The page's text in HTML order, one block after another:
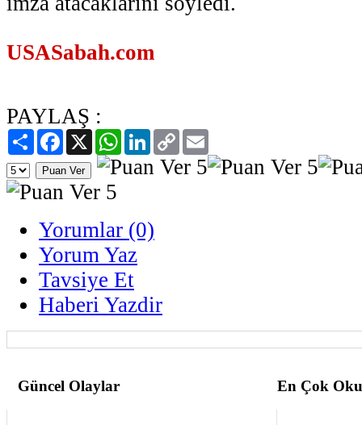
USASabah.com
PAYLAŞ :
PaylaşFacebook
X WhatsAppLinkedIn
Copy
Link
Yorumlar (0)
Yorum Yaz
Tavsiye Et
Haberi Yazdir
Güncel Olaylar En Çok